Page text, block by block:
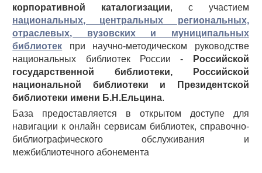
корпоративной каталогизации, с участием
национальных, центральных региональных,
отраслевых, вузовских и муниципальных
библиотек при научно-методическом руководстве
национальных библиотек России -
Российской
государственной библиотеки, Российской
национальной библиотеки и Президентской
библиотеки имени Б.Н.Ельцина.
База предоставляется в открытом доступе для
навигации к онлайн сервисам библиотек, справочно-
библиографического обслуживания и
межбиблиотечного абонемента